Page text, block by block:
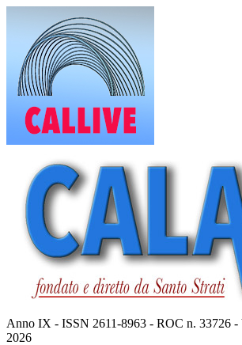
contenuto
Anno IX - ISSN 2611-8963 - ROC n. 33726 -
2026